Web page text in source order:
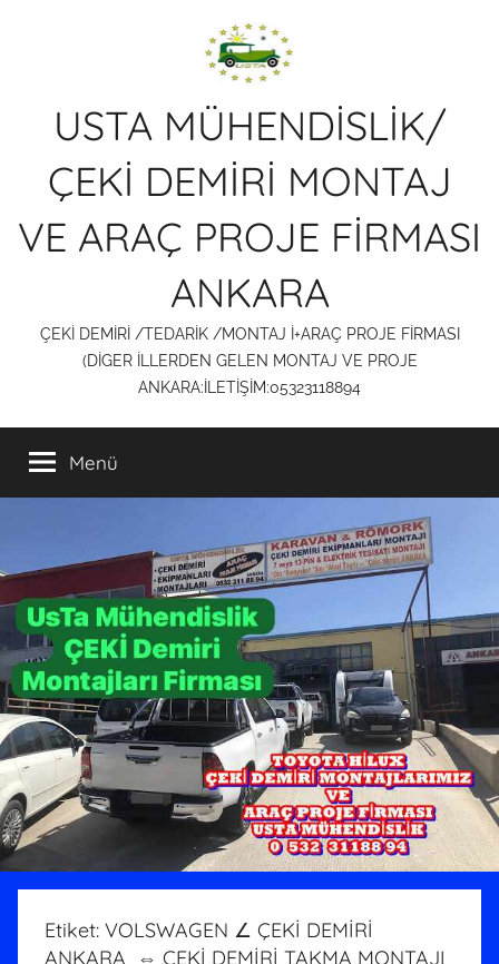
USTA MÜHENDİSLİK/
ÇEKİ DEMİRİ MONTAJ
VE ARAÇ PROJE FİRMASI
ANKARA
ÇEKİ DEMİRİ /TEDARİK /MONTAJ İ+ARAÇ PROJE FİRMASI
(DİGER İLLERDEN GELEN MONTAJ VE PROJE
ANKARA:İLETİŞİM:05323118894
Menü
Etiket: VOLSWAGEN ∠ ÇEKİ DEMİRİ
ANKARA ⇔ ÇEKİ DEMİRİ TAKMA MONTAJI